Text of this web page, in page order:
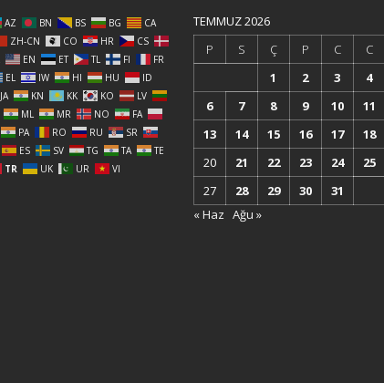
AZ BN BS BG
CA
ZH-CN CO HR
CS
EN ET TL FI
FR
EL IW HI HU
ID
JA KN KK KO
LV
ML MR NO
FA
PA RO RU
SR
ES SV TG TA
TE
TR UK UR VI
TEMMUZ 2026
P
S Ç P C C
1
2 3 4
6
7 8 9 10 11
13
14 15 16 17 18
20
21 22 23 24 25
27
28 29 30
31
« Haz Ağu »